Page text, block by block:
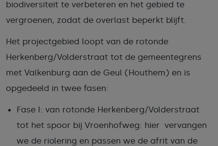
biodiversiteit te verbeteren en het gebied te
vergroenen, zodat de overlast beperkt blijft.
Het projectgebied loopt van de rotonde
Herkenberg/Volderstraat tot de gemeentegrens
met Valkenburg aan de Geul (Houthem) en is
opgedeeld in twee fasen:
Fase I: van rotonde Herkenberg/Volderstraat
tot het spoor bij Vroenhofweg: hier vervangen
we de riolering en passen we de afrit van de